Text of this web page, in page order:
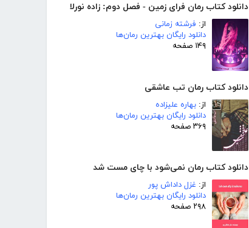
دانلود کتاب رمان فرای زمین - فصل دوم: زاده نورلا
از: فرشته زمانی
دانلود رایگان بهترین رمان‌ها
۱۴۹ صفحه
دانلود کتاب رمان تب عاشقی
از: بهاره علیزاده
دانلود رایگان بهترین رمان‌ها
۳۶۹ صفحه
دانلود کتاب رمان نمی‌شود با چای مست شد
از: غزل داداش پور
دانلود رایگان بهترین رمان‌ها
۲۹۸ صفحه